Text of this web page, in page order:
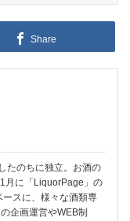
Share
たのちに独立。お酒の
月に「LiquorPage」の
スに、様々な酒類専
企画運営やWEB制